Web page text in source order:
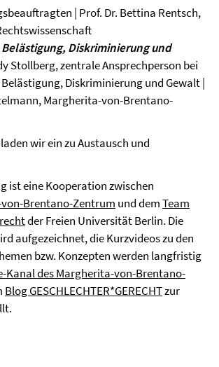
| Prof. Dr. Bettina Rentsch,
Diskriminierung und
Stollberg, zentrale Ansprechperson bei
Diskriminierung und Gewalt |
Margherita-von-Brentano-
wir ein zu Austausch und
ist eine Kooperation zwischen
Brentano-Zentrum und demTeam
der Freien Universität Berlin. Die
aufgezeichnet, die Kurzvideos zu den
bzw. Konzepten werden langfristig
Kanal des Margherita-von-Brentano-
Blog GESCHLECHTER*GERECHTzur